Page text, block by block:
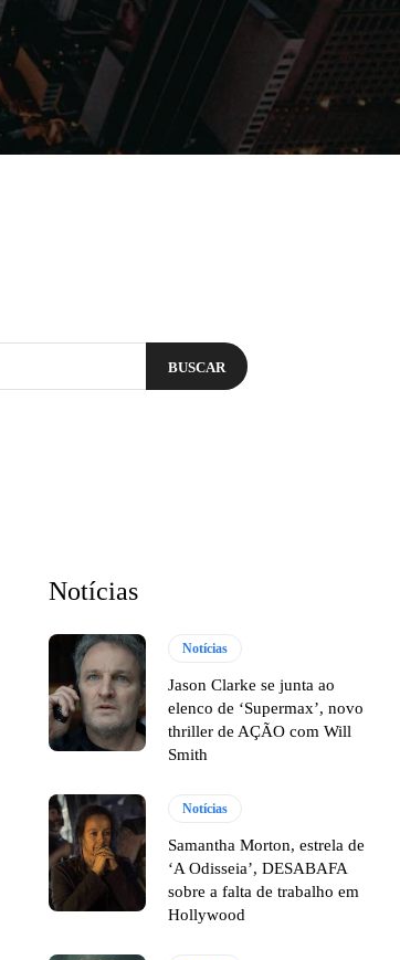
Música Gênero
BUSCAR
Notícias
Notícias
Jason Clarke se junta ao
elenco de ‘Supermax’, novo
thriller de AÇÃO com Will
Smith
Notícias
Samantha Morton, estrela de
‘A Odisseia’, DESABAFA
sobre a falta de trabalho em
Hollywood